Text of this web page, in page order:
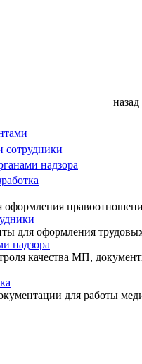
назад
сотрудники
надзора
для оформления
надзора
качества МП,
для работы